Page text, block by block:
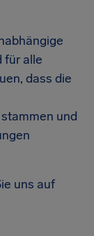
für alle
dass die
und
uns auf